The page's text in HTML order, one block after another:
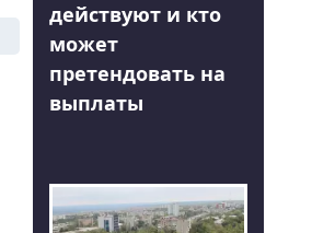
действуют и кто
может
претендовать на
выплаты